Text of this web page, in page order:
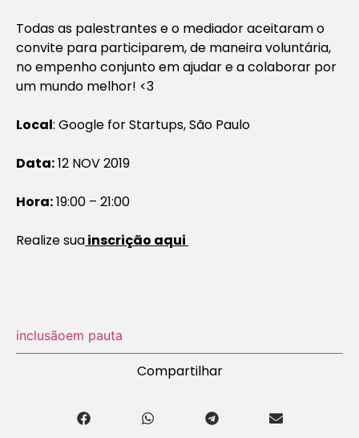
Todas as palestrantes e o mediador aceitaram o
convite para participarem, de maneira voluntária,
no empenho conjunto em ajudar e a colaborar por
um mundo melhor! <3
Local: Google for Startups, São Paulo
Data:12 NOV 2019
Hora:19:00 – 21:00
Realize suainscrição aqui
inclusãoem pauta
Compartilhar